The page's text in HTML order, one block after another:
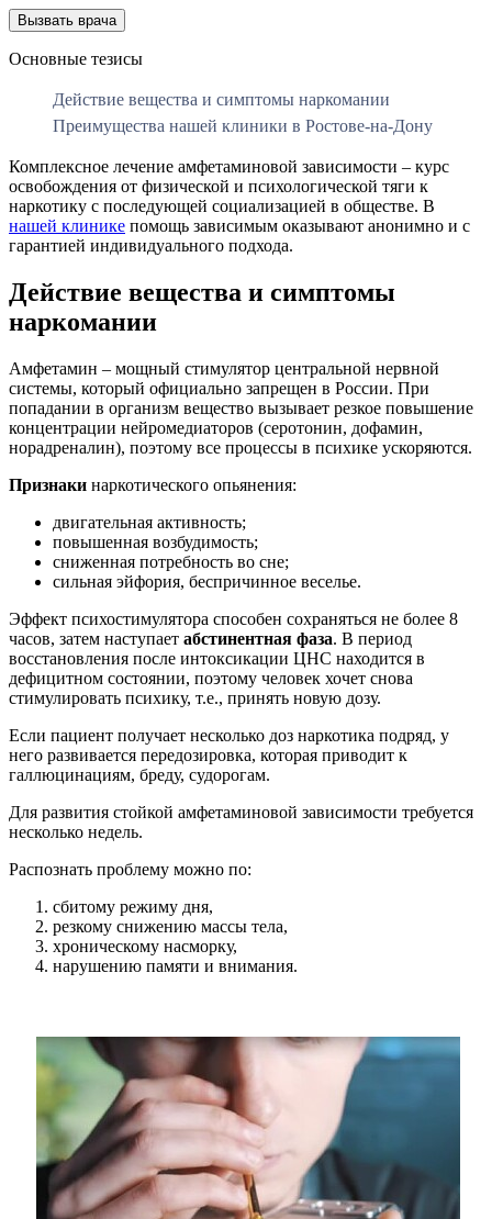
Вызвать врача
Основные тезисы
Действие вещества и симптомы наркомании
Преимущества нашей клиники в Ростове-на-Дону
Комплексное лечение амфетаминовой зависимости – курс
освобождения от физической и психологической тяги к
наркотику с последующей социализацией в обществе. В
нашей клинике помощь зависимым оказывают анонимно и с
гарантией индивидуального подхода.
Действие вещества и симптомы
наркомании
Амфетамин – мощный стимулятор центральной нервной
системы, который официально запрещен в России. При
попадании в организм вещество вызывает резкое повышение
концентрации нейромедиаторов (серотонин, дофамин,
норадреналин), поэтому все процессы в психике ускоряются.
Признаки наркотического опьянения:
двигательная активность;
повышенная возбудимость;
сниженная потребность во сне;
сильная эйфория, беспричинное веселье.
Эффект психостимулятора способен сохраняться не более 8
часов, затем наступает абстинентная фаза. В период
восстановления после интоксикации ЦНС находится в
дефицитном состоянии, поэтому человек хочет снова
стимулировать психику, т.е., принять новую дозу.
Если пациент получает несколько доз наркотика подряд, у
него развивается передозировка, которая приводит к
галлюцинациям, бреду, судорогам.
Для развития стойкой амфетаминовой зависимости требуется
несколько недель.
Распознать проблему можно по:
сбитому режиму дня,
резкому снижению массы тела,
хроническому насморку,
нарушению памяти и внимания.